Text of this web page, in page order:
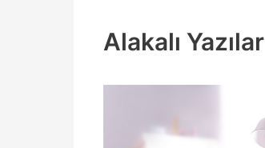
Alakalı Yazılar